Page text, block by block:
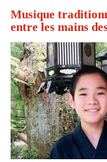
Musique
entre les mains